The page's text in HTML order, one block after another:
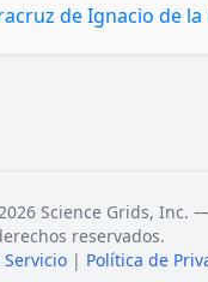
de Ignacio de la
Science Grids, Inc.
reservados.
| Política de